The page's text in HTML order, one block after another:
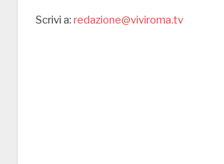
Scrivi a: redazione@viviroma.tv